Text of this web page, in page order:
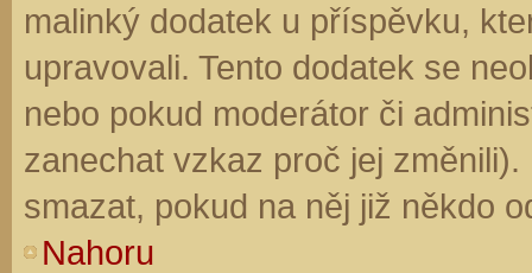
malinký dodatek u příspěvku,
upravovali. Tento dodatek se
nebo pokud moderátor či
zanechat vzkaz proč jej
smazat, pokud na něj již někdo
Nahoru